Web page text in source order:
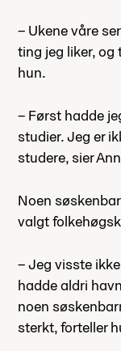
– Ukene våre
ting jeg liker, og
hun.
– Først hadde
studier. Jeg er
studere, sier
Noen
valgt
– Jeg visste
hadde aldri
noen
sterkt, forteller